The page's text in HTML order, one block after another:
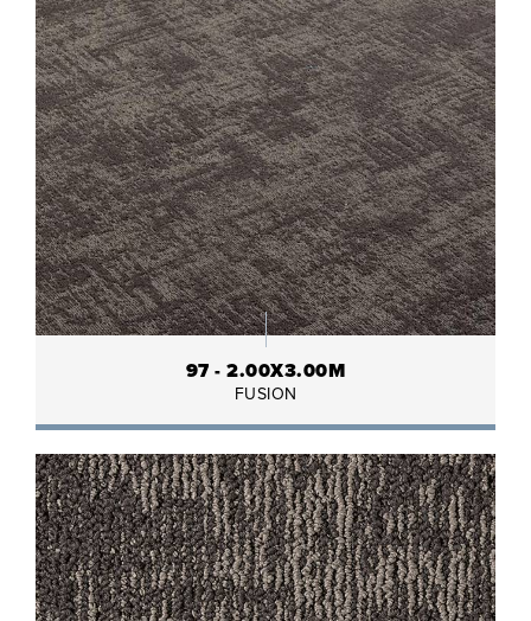
97 - 2.00X3.00M
FUSION